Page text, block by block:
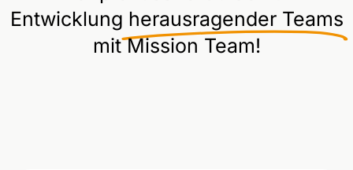
Entwicklung herausragender Teams
mit Mission Team!